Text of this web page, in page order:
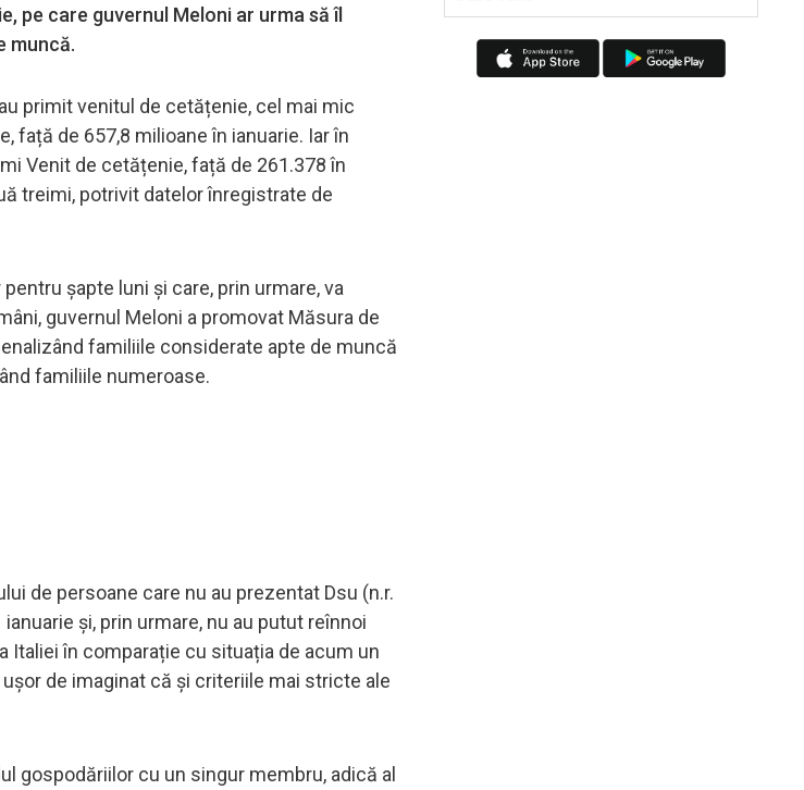
pe care guvernul Meloni ar urma să îl
muncă.
primit venitul de cetățenie, cel mai mic
față de 657,8 milioane în ianuarie. Iar în
Venit de cetățenie, față de 261.378 în
treimi, potrivit datelor înregistrate de
șapte luni și care, prin urmare, va
guvernul Meloni a promovat Măsura de
familiile considerate apte de muncă
familiile numeroase.
de persoane care nu au prezentat Dsu (n.r.
și, prin urmare, nu au putut reînnoi
Italiei în comparație cu situația de acum un
de imaginat că și criteriile mai stricte ale
gospodăriilor cu un singur membru, adică al